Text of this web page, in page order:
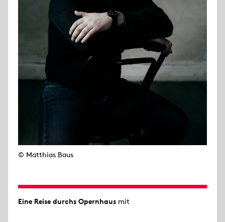
© Matthias Baus
Eine Reise durchs Opernhaus mit